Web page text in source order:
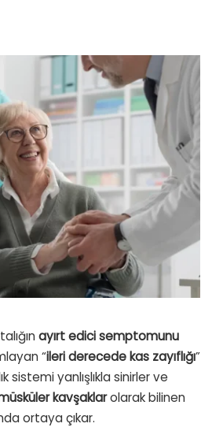
ayırt edici semptomunu
“ileri derecede kas zayıflığı”
sistemi yanlışlıkla sinirler ve
kavşaklarolarak bilinen
ortaya çıkar.